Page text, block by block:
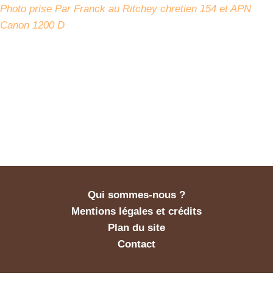
Photo prise Par Franck au Ritchey chretien 154 et APN
Canon 1200 D
Qui sommes-nous ?
Mentions légales et crédits
Plan du site
Contact